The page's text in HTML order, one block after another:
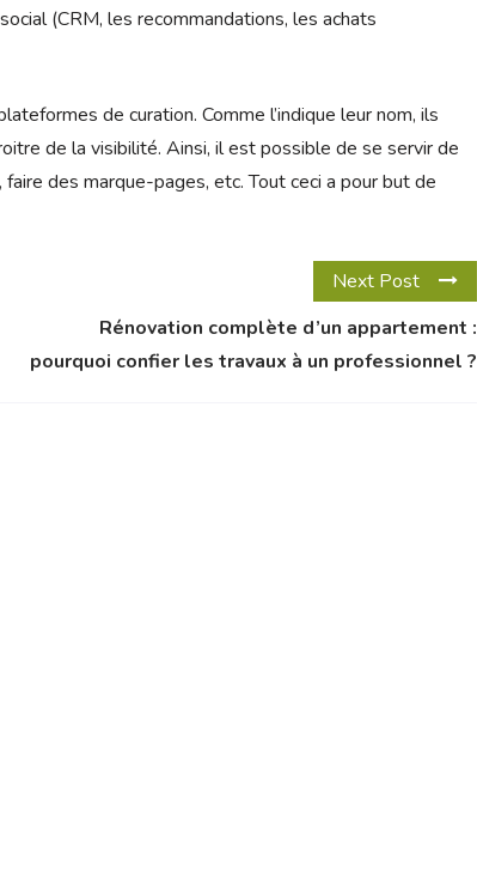
(CRM, les recommandations, les achats
de curation. Comme l’indique leur nom, ils
de la visibilité. Ainsi, il est possible de se servir de
des marque-pages, etc. Tout ceci a pour but de
Next Post
Rénovation complète d’un appartement :
pourquoi confier les travaux à un professionnel ?